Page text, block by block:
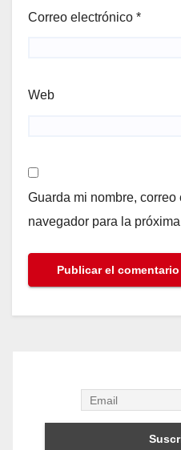
Correo electrónico *
Web
Guarda mi nombre,
navegador para la